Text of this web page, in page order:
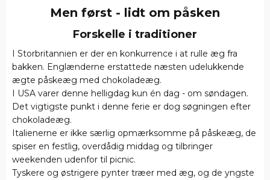
Men først - lidt om påsken
Forskelle i traditioner
I Storbritannien er der en konkurrence i at rulle æg fra
bakken. Englænderne erstattede næsten udelukkende
ægte påskeæg med chokoladeæg.
I USA varer denne helligdag kun én dag - om søndagen.
Det vigtigste punkt i denne ferie er dog søgningen efter
chokoladeæg.
Italienerne er ikke særlig opmærksomme på påskeæg, de
spiser en festlig, overdådig middag og tilbringer
weekenden udenfor til picnic.
Tyskere og østrigere pynter træer med æg, og de yngste